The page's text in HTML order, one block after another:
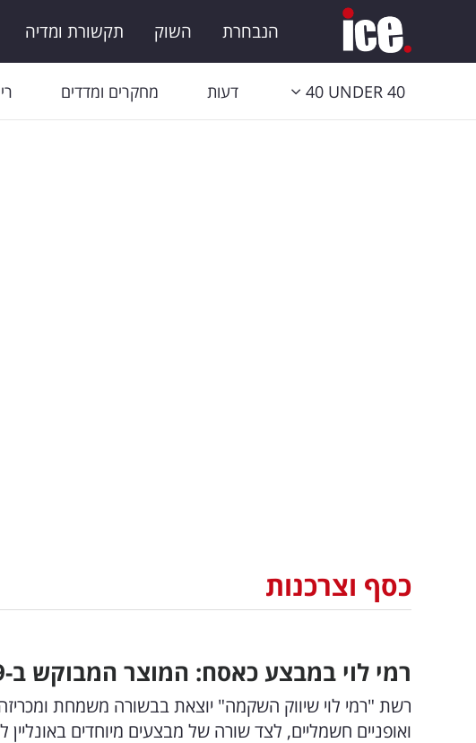
הנבחרת השוק תקשורת ומדיה
40 UNDER 40 דעות מחקרים ומדדים
כסף וצרכנות
רמי לוי במבצע כאסח: המוצר המבוקש ב-1,449 שקלים בלבד
רשת "רמי לוי שיווק השקמה" יוצאת בבשורה משמחת
ואופניים חשמליים, לצד שורה של מבצעים מיוחדים